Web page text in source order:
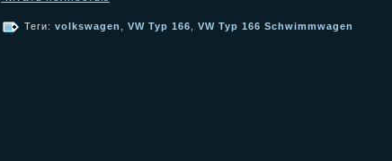
Теги: volkswagen VW Typ 166 VW Typ 166 Schwimmwagen